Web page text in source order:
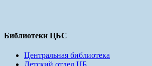
Библиотеки ЦБС
Центральная библиотека
Детский отдел ЦБ